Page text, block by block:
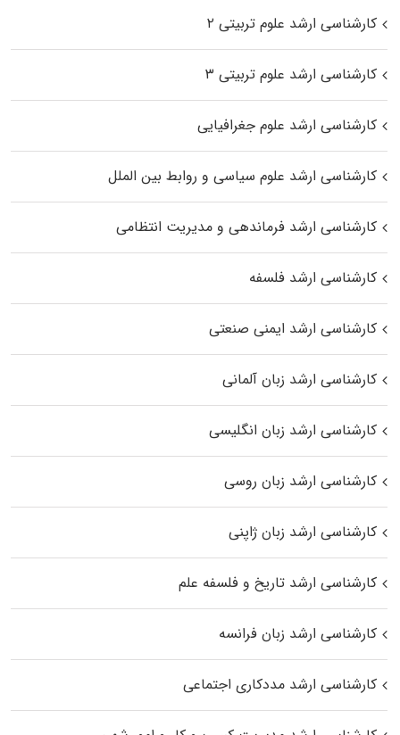
کارشناسی ارشد علوم تربیتی ۲
کارشناسی ارشد علوم تربیتی ۳
کارشناسی ارشد علوم جغرافیایی
کارشناسی ارشد علوم سیاسی و روابط بین الملل
کارشناسی ارشد فرماندهی و مدیریت انتظامی
کارشناسی ارشد فلسفه
کارشناسی ارشد ایمنی صنعتی
کارشناسی ارشد زبان آلمانی
کارشناسی ارشد زبان انگلیسی
کارشناسی ارشد زبان روسی
کارشناسی ارشد زبان ژاپنی
کارشناسی ارشد تاریخ و فلسفه علم
کارشناسی ارشد زبان فرانسه
کارشناسی ارشد مددکاری اجتماعی